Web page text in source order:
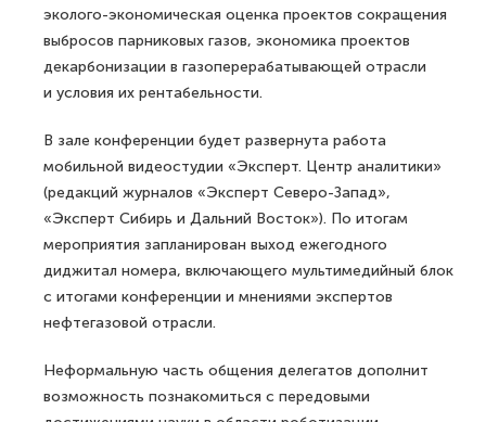
эколого-экономическая оценка проектов сокращения
выбросов парниковых газов, экономика проектов
декарбонизации в газоперерабатывающей отрасли
и условия их рентабельности.
В зале конференции будет развернута работа
мобильной видеостудии «Эксперт. Центр аналитики»
(редакций журналов «Эксперт Северо-Запад»,
«Эксперт Сибирь и Дальний Восток»). По итогам
мероприятия запланирован выход ежегодного
диджитал номера, включающего мультимедийный блок
с итогами конференции и мнениями экспертов
нефтегазовой отрасли.
Неформальную часть общения делегатов дополнит
возможность познакомиться с передовыми